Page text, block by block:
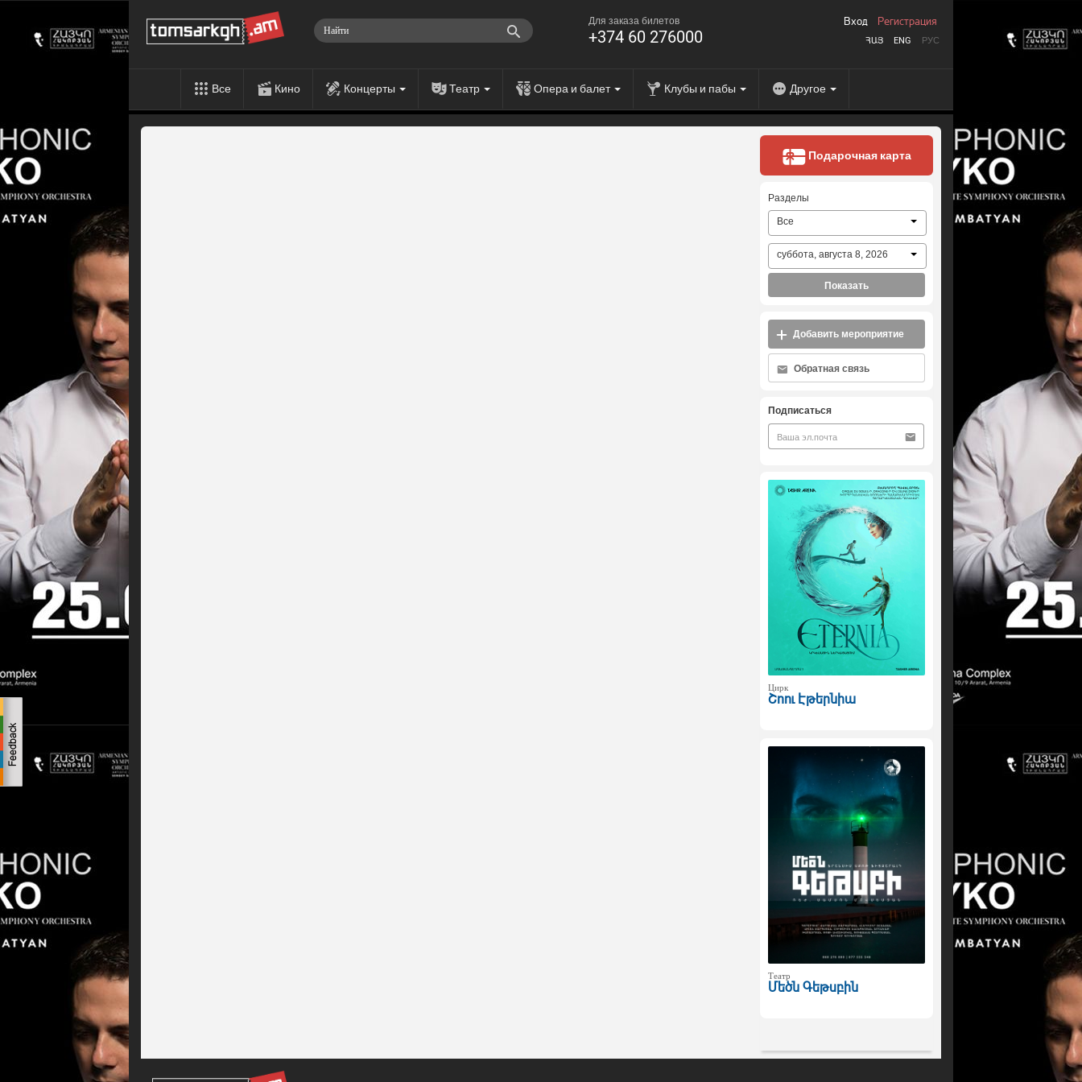
Для заказа билетов
+374 60 276000 ՀԱՅ ENG РУС
Вход Регистрация
Все Кино Концерты Театр Опера и балет Клубы и пабы Другое
Подарочная карта
Разделы
Все
суббота, августа 8, 2026
Показать
Добавить мероприятие
Обратная связь
Подписаться
Цирк
Շոու Էթերնիա
Театр
Մեծն Գեթսբին